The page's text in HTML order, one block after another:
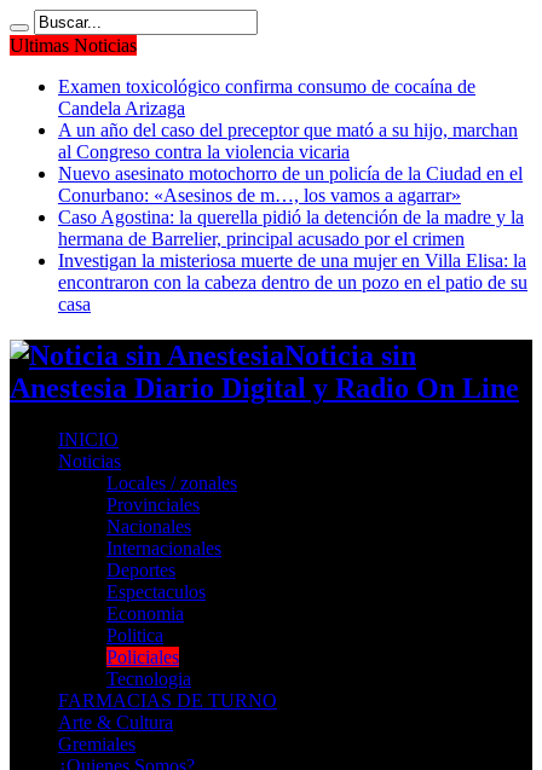
Ultimas Noticias
Examen toxicológico confirma consumo de cocaína de
Candela Arizaga
A un año del caso del preceptor que mató a su hijo, marchan
al Congreso contra la violencia vicaria
Nuevo asesinato motochorro de un policía de la Ciudad en el
Conurbano: «Asesinos de m…, los vamos a agarrar»
Caso Agostina: la querella pidió la detención de la madre y la
hermana de Barrelier, principal acusado por el crimen
Investigan la misteriosa muerte de una mujer en Villa Elisa: la
encontraron con la cabeza dentro de un pozo en el patio de su
casa
Noticia sin
Anestesia Diario Digital y Radio On Line
INICIO
Noticias
Locales / zonales
Provinciales
Nacionales
Internacionales
Deportes
Espectaculos
Economia
Politica
Policiales
Tecnologia
FARMACIAS DE TURNO
Arte & Cultura
Gremiales
¿Quienes Somos?